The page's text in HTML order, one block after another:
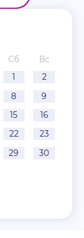
Сб
Вс
1
2
8
9
15
16
22
23
29
30